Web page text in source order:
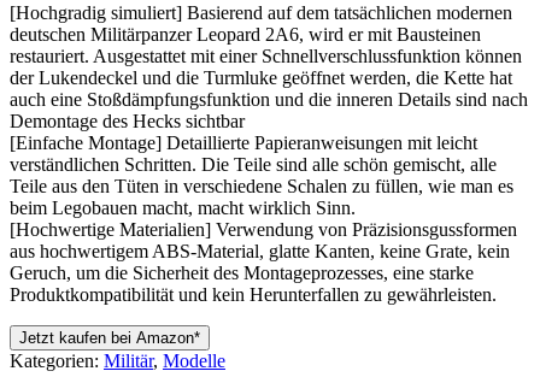
[Hochgradig simuliert] Basierend auf dem tatsächlichen modernen
deutschen Militärpanzer Leopard 2A6, wird er mit Bausteinen
restauriert. Ausgestattet mit einer Schnellverschlussfunktion können
der Lukendeckel und die Turmluke geöffnet werden, die Kette hat
auch eine Stoßdämpfungsfunktion und die inneren Details sind nach
Demontage des Hecks sichtbar
[Einfache Montage] Detaillierte Papieranweisungen mit leicht
verständlichen Schritten. Die Teile sind alle schön gemischt, alle
Teile aus den Tüten in verschiedene Schalen zu füllen, wie man es
beim Legobauen macht, macht wirklich Sinn.
[Hochwertige Materialien] Verwendung von Präzisionsgussformen
aus hochwertigem ABS-Material, glatte Kanten, keine Grate, kein
Geruch, um die Sicherheit des Montageprozesses, eine starke
Produktkompatibilität und kein Herunterfallen zu gewährleisten.
Jetzt kaufen bei Amazon*
Kategorien: Militär, Modelle